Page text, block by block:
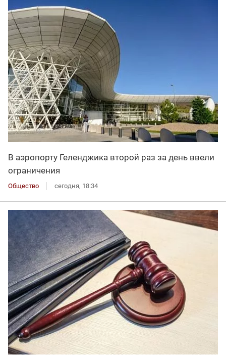
В аэропорту Геленджика второй раз за день ввели
ограничения
Общество сегодня, 18:34